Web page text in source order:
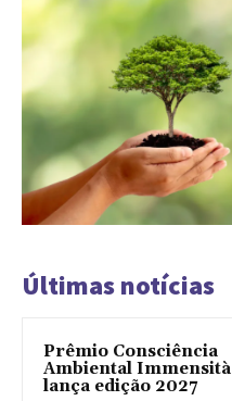
Últimas notícias
Prêmio Consciência
Ambiental Immensità
lança edição 2027